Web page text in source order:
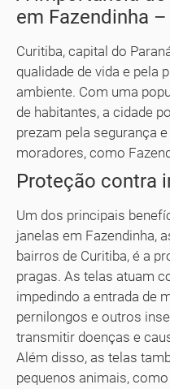
em Fazendinha
Curitiba, capital do
qualidade de vida e pela
ambiente. Com uma
de habitantes, a cidade
prezam pela segurança
moradores, como
Proteção contra
Um dos principais
janelas em Fazendinha,
bairros de Curitiba, é a
pragas. As telas atuam
impedindo a entrada de
pernilongos e outros
transmitir doenças e
Além disso, as telas
pequenos animais,